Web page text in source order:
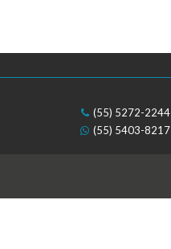
(55) 5272-2244
(55) 5403-8217